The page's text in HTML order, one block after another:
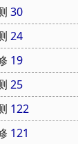
30
24
19
25
122
121